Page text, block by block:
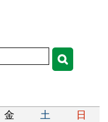
金 土
日